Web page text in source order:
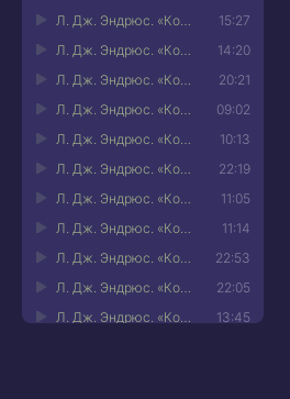
15:27
Л. Дж. Эндрюс. «Король Вечности» - 14
14:20
Л. Дж. Эндрюс. «Король Вечности» - 15
20:21
Л. Дж. Эндрюс. «Король Вечности» - 16
09:02
Л. Дж. Эндрюс. «Король Вечности» - 17
10:13
Л. Дж. Эндрюс. «Король Вечности» - 18
22:19
Л. Дж. Эндрюс. «Король Вечности» - 19
11:05
Л. Дж. Эндрюс. «Король Вечности» - 20
11:14
Л. Дж. Эндрюс. «Король Вечности» - 21
22:53
Л. Дж. Эндрюс. «Король Вечности» - 22
22:05
Л. Дж. Эндрюс. «Король Вечности» - 23
13:45
Л. Дж. Эндрюс. «Король Вечности» - 24